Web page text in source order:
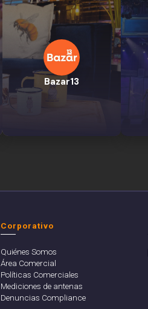
Bazar13
Corporativo
Quiénes Somos
Área Comercial
Políticas Comerciales
Mediciones de antenas
Denuncias Compliance